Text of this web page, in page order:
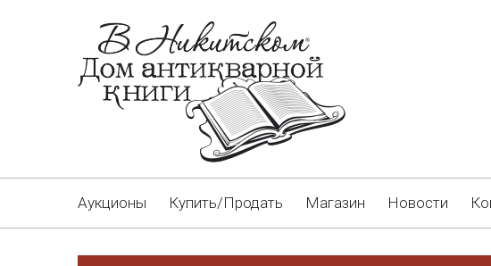
Аукционы Купить/Продать Магазин Новости